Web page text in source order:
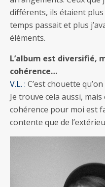
différents, ils étaient plus
temps passait et plus
éléments.
L’album est diversifié,
cohérence…
V.L. : C’est chouette
Je trouve cela aussi,
cohérence pour moi est
contente que de